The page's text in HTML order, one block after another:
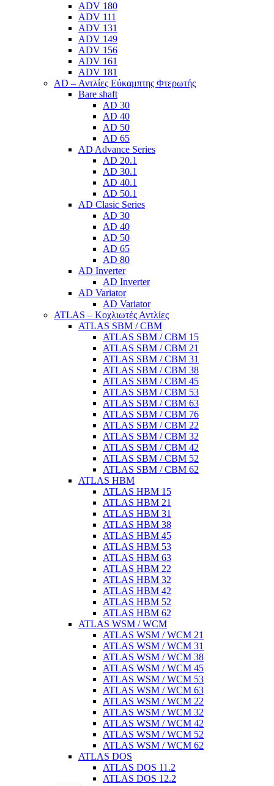
ADV 180
ADV 111
ADV 131
ADV 149
ADV 156
ADV 161
ADV 181
AD – Αντλίες Εύκαμπτης Φτερωτής
Bare shaft
AD 30
AD 40
AD 50
AD 65
AD Advance Series
AD 20.1
AD 30.1
AD 40.1
AD 50.1
AD Clasic Series
AD 30
AD 40
AD 50
AD 65
AD 80
AD Inverter
AD Inverter
AD Variator
AD Variator
ATLAS – Κοχλιωτές Αντλίες
ATLAS SBM / CBM
ATLAS SBM / CBM 15
ATLAS SBM / CBM 21
ATLAS SBM / CBM 31
ATLAS SBM / CBM 38
ATLAS SBM / CBM 45
ATLAS SBM / CBM 53
ATLAS SBM / CBM 63
ATLAS SBM / CBM 76
ATLAS SBM / CBM 22
ATLAS SBM / CBM 32
ATLAS SBM / CBM 42
ATLAS SBM / CBM 52
ATLAS SBM / CBM 62
ATLAS HBM
ATLAS HBM 15
ATLAS HBM 21
ATLAS HBM 31
ATLAS HBM 38
ATLAS HBM 45
ATLAS HBM 53
ATLAS HBM 63
ATLAS HBM 22
ATLAS HBM 32
ATLAS HBM 42
ATLAS HBM 52
ATLAS HBM 62
ATLAS WSM / WCM
ATLAS WSM / WCM 21
ATLAS WSM / WCM 31
ATLAS WSM / WCM 38
ATLAS WSM / WCM 45
ATLAS WSM / WCM 53
ATLAS WSM / WCM 63
ATLAS WSM / WCM 22
ATLAS WSM / WCM 32
ATLAS WSM / WCM 42
ATLAS WSM / WCM 52
ATLAS WSM / WCM 62
ATLAS DOS
ATLAS DOS 11.2
ATLAS DOS 12.2